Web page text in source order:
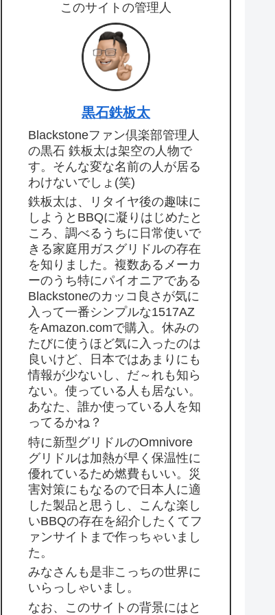
このサイトの管理人
黒石鉄板太
Blackstoneファン倶楽部管理人
の黒石 鉄板太は架空の人物で
す。そんな変な名前の人が居る
わけないでしょ(笑)
鉄板太は、リタイヤ後の趣味に
しようとBBQに凝りはじめたと
ころ、調べるうちに日常使いで
きる家庭用ガスグリドルの存在
を知りました。複数あるメーカ
ーのうち特にパイオニアである
Blackstoneのカッコ良さが気に
入って一番シンプルな1517AZ
をAmazon.comで購入。休みの
たびに使うほど気に入ったのは
良いけど、日本ではあまりにも
情報が少ないし、だ～れも知ら
ない。使っている人も居ない。
あなた、誰か使っている人を知
ってるかね？
特に新型グリドルのOmnivore
グリドルは加熱が早く保温性に
優れているため燃費もいい。災
害対策にもなるので日本人に適
した製品と思うし、こんな楽し
いBBQの存在を紹介したくてフ
ァンサイトまで作っちゃいまし
た。
みなさんも是非こっちの世界に
いらっしゃいまし。
なお、このサイトの背景にはと